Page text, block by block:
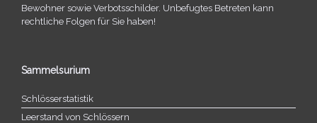
Bewohner sowie Verbotsschilder. Unbefugtes Betreten kann
recht­li­che Folgen für Sie haben!
Sammelsurium
Schlösserstatistik
Leerstand von Schlössern